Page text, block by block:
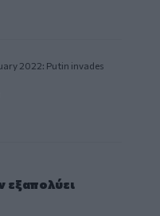
2022: Putin invades
εξαπολύει